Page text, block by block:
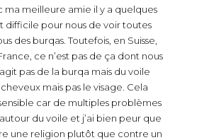
ma meilleure amie il y a quelques
difficile pour nous de voir toutes
des burqas. Toutefois, en Suisse,
ce n’est pas de ça dont nous
pas de la burqa mais du voile
mais pas le visage. Cela
car de multiples problèmes
du voile et j’ai bien peur que
une religion plutôt que contre un